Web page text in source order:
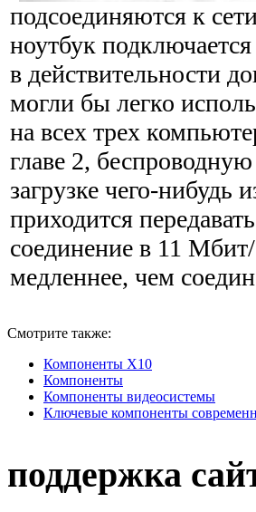
подсоединяются к
ноутбук
в действительности
могли бы легко
на всех трех
главе 2,
загрузке чего-нибудь
приходится
соединение в 11 Мбит/
медленнее, чем
Смотрите также:
Компоненты Х10
Компоненты
Компоненты видеосистемы
Ключевые компоненты
поддержка